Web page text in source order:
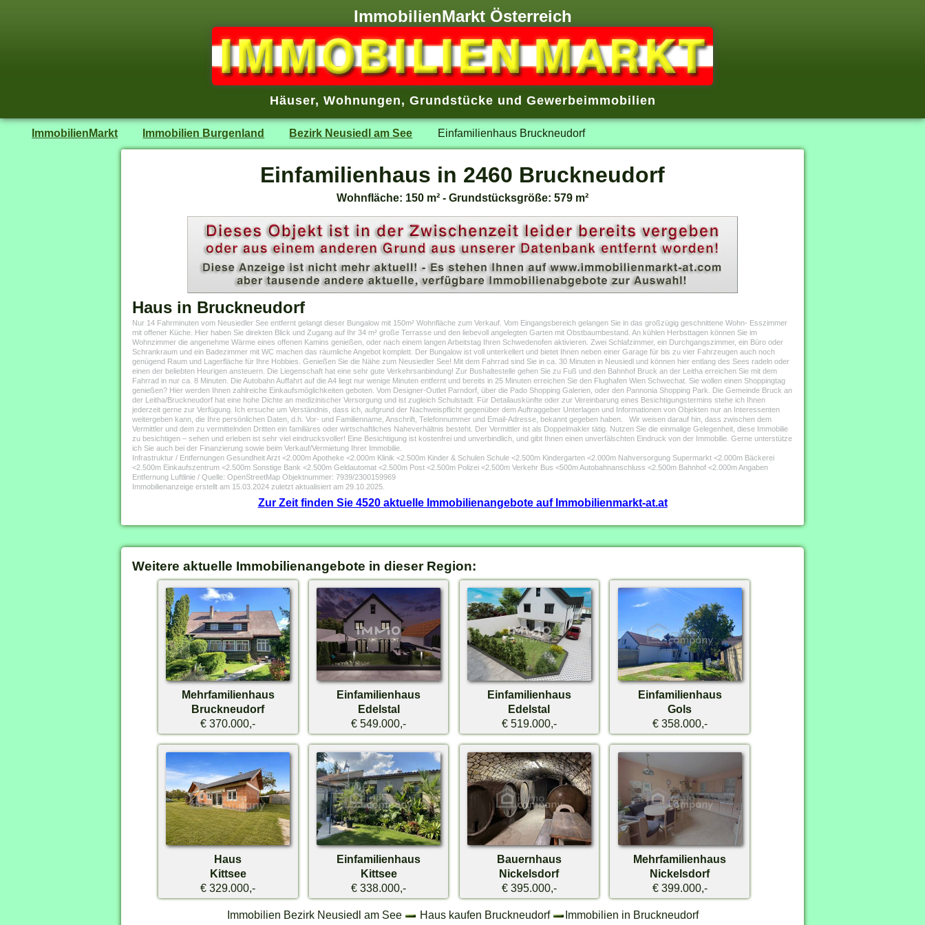
ImmobilienMarkt Österreich
Häuser, Wohnungen, Grundstücke und Gewerbeimmobilien
ImmobilienMarkt Immobilien Burgenland Bezirk Neusiedl am See Einfamilienhaus Bruckneudorf
Einfamilienhaus in 2460 Bruckneudorf
Wohnfläche: 150 m² - Grundstücksgröße: 579 m²
Haus in Bruckneudorf
Nur 14 Fahrminuten vom Neusiedler See entfernt gelangt dieser Bungalow mit 150m² Wohnfläche zum Verkauf. Vom Eingangsbereich gelangen Sie in das großzügig geschnittene Wohn- Esszimmer
mit offener Küche. Hier haben Sie direkten Blick und Zugang auf Ihr 34 m² große Terrasse und den liebevoll angelegten Garten mit Obstbaumbestand. An kühlen Herbsttagen können Sie im
Wohnzimmer die angenehme Wärme eines offenen Kamins genießen, oder nach einem langen Arbeitstag Ihren Schwedenofen aktivieren. Zwei Schlafzimmer, ein Durchgangszimmer, ein Büro oder
Schrankraum und ein Badezimmer mit WC machen das räumliche Angebot komplett. Der Bungalow ist voll unterkellert und bietet Ihnen neben einer Garage für bis zu vier Fahrzeugen auch noch
genügend Raum und Lagerfläche für Ihre Hobbies. Genießen Sie die Nähe zum Neusiedler See! Mit dem Fahrrad sind Sie in ca. 30 Minuten in Neusiedl und können hier entlang des Sees radeln oder
einen der beliebten Heurigen ansteuern. Die Liegenschaft hat eine sehr gute Verkehrsanbindung! Zur Bushaltestelle gehen Sie zu Fuß und den Bahnhof Bruck an der Leitha erreichen Sie mit dem
Fahrrad in nur ca. 8 Minuten. Die Autobahn Auffahrt auf die A4 liegt nur wenige Minuten entfernt und bereits in 25 Minuten erreichen Sie den Flughafen Wien Schwechat. Sie wollen einen Shoppingtag
genießen? Hier werden Ihnen zahlreiche Einkaufsmöglichkeiten geboten. Vom Designer-Outlet Parndorf, über die Pado Shopping Galerien, oder den Pannonia Shopping Park. Die Gemeinde Bruck an
der Leitha/Bruckneudorf hat eine hohe Dichte an medizinischer Versorgung und ist zugleich Schulstadt. Für Detailauskünfte oder zur Vereinbarung eines Besichtigungstermins stehe ich Ihnen
jederzeit gerne zur Verfügung. Ich ersuche um Verständnis, dass ich, aufgrund der Nachweispflicht gegenüber dem Auftraggeber Unterlagen und Informationen von Objekten nur an Interessenten
weitergeben kann, die Ihre persönlichen Daten, d.h. Vor- und Familienname, Anschrift, Telefonnummer und Email-Adresse, bekannt gegeben haben. Wir weisen darauf hin, dass zwischen dem
Vermittler und dem zu vermittelnden Dritten ein familiäres oder wirtschaftliches Naheverhältnis besteht. Der Vermittler ist als Doppelmakler tätig. Nutzen Sie die einmalige Gelegenheit, diese Immobilie
zu besichtigen – sehen und erleben ist sehr viel eindrucksvoller! Eine Besichtigung ist kostenfrei und unverbindlich, und gibt Ihnen einen unverfälschten Eindruck von der Immobilie. Gerne unterstütze
ich Sie auch bei der Finanzierung sowie beim Verkauf/Vermietung Ihrer Immobilie.
Infrastruktur / Entfernungen Gesundheit Arzt <2.000m Apotheke <2.000m Klinik <2.500m Kinder & Schulen Schule <2.500m Kindergarten <2.000m Nahversorgung Supermarkt <2.000m Bäckerei
<2.500m Einkaufszentrum <2.500m Sonstige Bank <2.500m Geldautomat <2.500m Post <2.500m Polizei <2.500m Verkehr Bus <500m Autobahnanschluss <2.500m Bahnhof <2.000m Angaben
Entfernung Luftlinie / Quelle: OpenStreetMap Objektnummer: 7939/2300159969
Immobilienanzeige erstellt am 15.03.2024 zuletzt aktualisiert am 29.10.2025.
Zur Zeit finden Sie 4520 aktuelle Immobilienangebote auf Immobilienmarkt-at.at
Weitere aktuelle Immobilienangebote in dieser Region:
Mehrfamilienhaus
Bruckneudorf
€ 370.000,-
Einfamilienhaus
Edelstal
€ 549.000,-
Einfamilienhaus
Edelstal
€ 519.000,-
Einfamilienhaus
Gols
€ 358.000,-
Haus
Kittsee
€ 329.000,-
Einfamilienhaus
Kittsee
€ 338.000,-
Bauernhaus
Nickelsdorf
€ 395.000,-
Mehrfamilienhaus
Nickelsdorf
€ 399.000,-
Immobilien Bezirk Neusiedl am See Haus kaufen Bruckneudorf Immobilien in Bruckneudorf